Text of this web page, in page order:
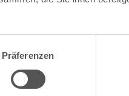
Präferenzen